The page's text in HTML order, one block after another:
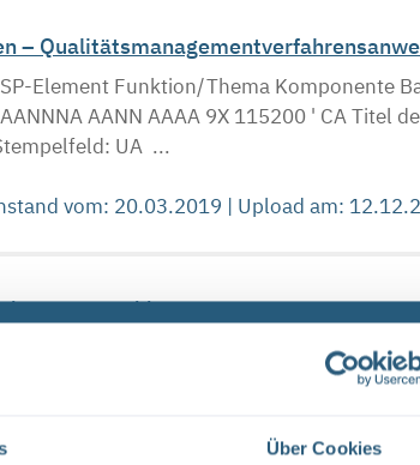
Über Cookies
–
Element Funktion/Thema Komponente
AANN AAAA 9X 115200 ' CA Titel
UA ...
vom: 20.03.2019 | Upload am:
geschlossen
und Konrad schließen über die
2023 und dem 2. Januar 2024. Ab